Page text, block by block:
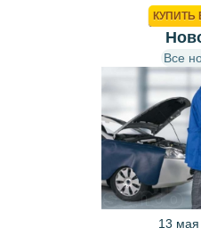
КУПИТЬ
Все
13 мая